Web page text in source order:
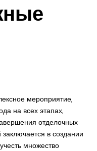
мероприятие,
на всех этапах,
отделочных
в создании
множество